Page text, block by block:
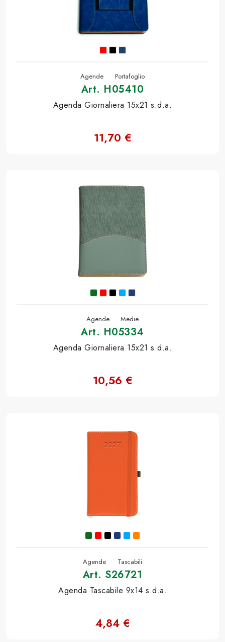
Agende Portafoglio
Art. H05410
Agenda Giornaliera 15x21 s.d.a.
11,70 €
Agende Medie
Art. H05334
Agenda Giornaliera 15x21 s.d.a.
10,56 €
Agende Tascabili
Art. S26721
Agenda Tascabile 9x14 s.d.a.
4,84 €